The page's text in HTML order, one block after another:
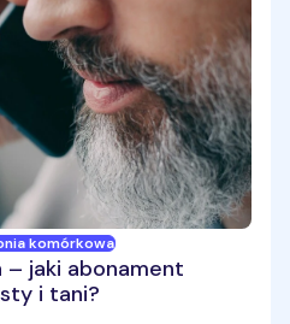
komórkowa
jaki abonament
i tani?